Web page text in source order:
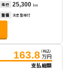
走行 25,300 km
整備 法定整備付
163.8 （税込）
万円
支払総額